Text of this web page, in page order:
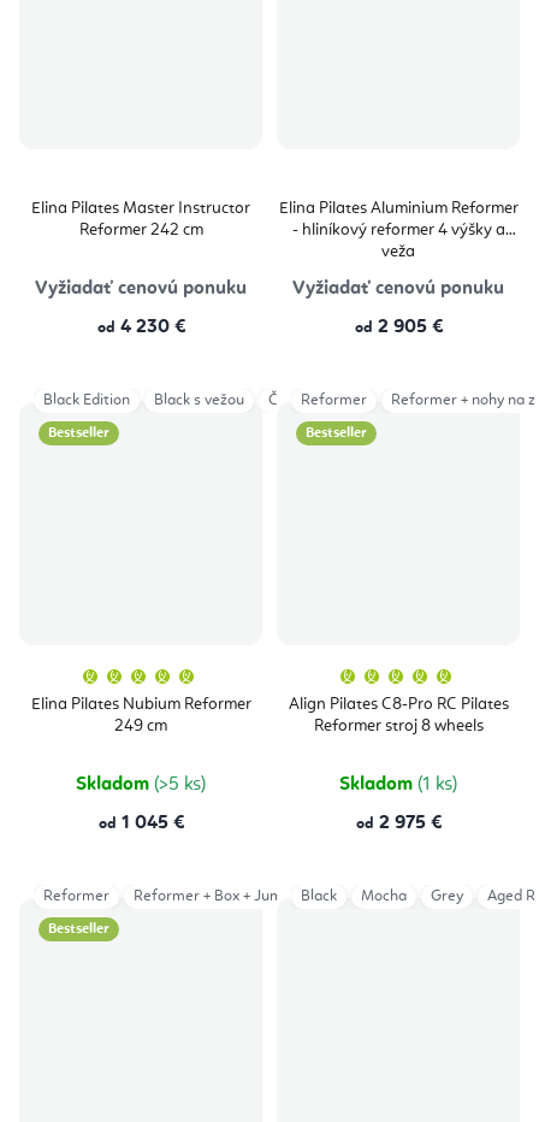
Elina Pilates Master Instructor
Reformer 242 cm
Vyžiadať cenovú ponuku
od 4 230 €
Elina Pilates Aluminium Reformer
- hliníkový reformer 4 výšky a
veža
Vyžiadať cenovú ponuku
od 2 905 €
Bestseller
Elina Pilates Nubium Reformer
249 cm
produktu
je
hviezdičiek.
Skladom (>5 ks)
od 1 045 €
Black Edition Black s vežou Čierna Čierna s vežou Mocha
Bestseller
Align Pilates C8-Pro RC Pilates
Reformer stroj 8 wheels
produktu
je
5,0
Skladom (1 ks)
od 2 975 €
Reformer Reformer + nohy na
Bestseller
Reformer Reformer + Box + JumpBoard
Black Mocha Grey Aged